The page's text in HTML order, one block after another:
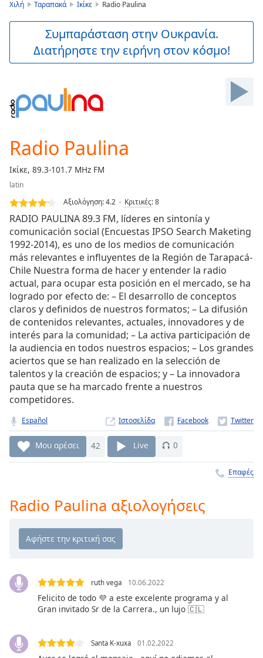
Skip
Forward
Mute
Current
Loaded:
0.00%
Stream
TypeLIVE
live,
currently
behind
liveLIVE
Remaining
Time-
Playback
Rate
Chapters
Chapters
Descriptions
descriptions
off ,
selected
subtitles
opens
subtitles
dialog
subtitles
selected
Audio
Track
Χιλή Ταραπακά Ικίκε Radio Paulina
Συμπαράσταση στην Ουκρανία.
Διατήρηστε την ειρήνη στον κόσμο!
Radio Paulina
Ικίκε, 89.3-101.7 MHz FM
latin
Αξιολόγηση:4.2 Κριτικές:8
RADIO PAULINA 89.3 FM, líderes en sintonía y
comunicación social (Encuestas IPSO Search Maketing
1992-2014), es uno de los medios de comunicación
más relevantes e influyentes de la Región de Tarapacá-
Chile Nuestra forma de hacer y entender la radio
actual, para ocupar esta posición en el mercado, se ha
logrado por efecto de: – El desarrollo de conceptos
claros y definidos de nuestros formatos; – La difusión
de contenidos relevantes, actuales, innovadores y de
interés para la comunidad; – La activa participación de
la audiencia en todos nuestros espacios; – Los grandes
aciertos que se han realizado en la selección de
talentos y la creación de espacios; y – La innovadora
pauta que se ha marcado frente a nuestros
competidores.
Español Ιστοσελίδα
Μου αρέσει 42 Live 0
Επαφές
Radio Paulina αξιολογήσεις
ruth vega 10.06.2022
Felicito de todo 💜 a este excelente programa y al
Gran invitado Sr de la Carrera., un lujo 🇨🇱
Santa K-xuxa 01.02.2022